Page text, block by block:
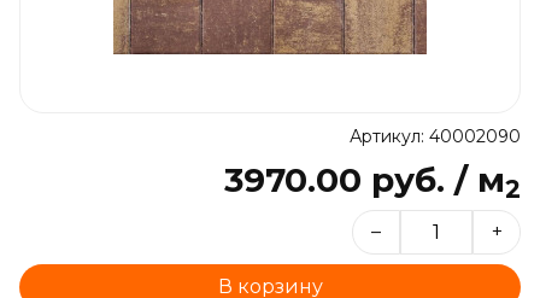
Артикул: 40002090
3970.00 руб. / м2
– +
В корзину